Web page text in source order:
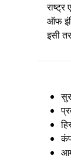
राष्ट्र
ऑफ
इसी